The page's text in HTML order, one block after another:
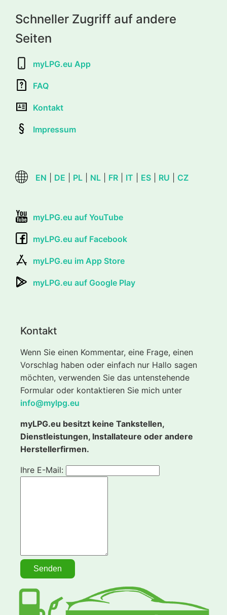
Schneller Zugriff auf andere
Seiten
myLPG.eu App
FAQ
Kontakt
Impressum
EN DE PL NL FR IT ES RU CZ
myLPG.eu auf YouTube
myLPG.eu auf Facebook
myLPG.eu im App Store
myLPG.eu auf Google Play
Kontakt
Wenn Sie einen Kommentar, eine Frage, einen
Vorschlag haben oder einfach nur Hallo sagen
möchten, verwenden Sie das untenstehende
Formular oder kontaktieren Sie mich unter
info@mylpg.eu
myLPG.eu besitzt keine Tankstellen,
Dienstleistungen, Installateure oder andere
Herstellerfirmen.
Ihre E-Mail: